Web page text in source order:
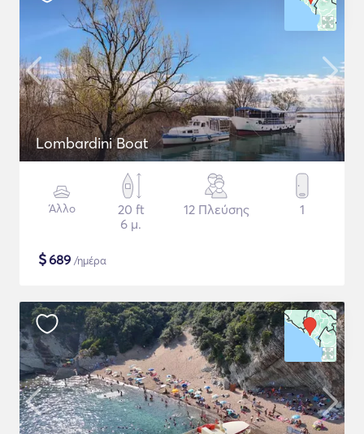
Lombardini Boat
Άλλο
20 ft
6 μ.
12 Πλεύσης 1
$689 /ημέρα